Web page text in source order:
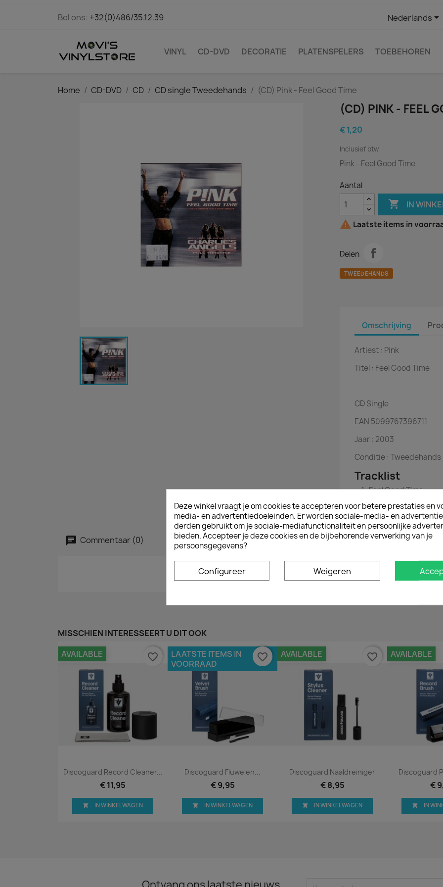
Bel ons: +32(0)486/35.12.39 Nederlands
VINYL CD-DVD DECORATIE PLATENSPELERS TOEBEHOREN
Home CD-DVD CD CD single Tweedehands (CD) Pink - Feel Good Time
(CD) PINK - FEEL
€ 1,20
Inclusief btw
Pink - Feel Good Time
Aantal
 IN
 Laatste items in
Delen
TWEEDEHANDS
Omschrijving
Artiest : Pink
Titel : Feel Good Time
CDSingle
EAN 5099767396711
Jaar : 2003
Conditie : Tweedehands
Tracklist
Feel Good Time
Feel Good Time
Commentaar (0)
Geen klantenbeoordelingen op het moment.
MISSCHIEN INTERESSEERT U DIT OOK
Snel bekijken
Discoguard Record Cleaner...
€ 11,95
AVAILABLE
 IN WINKELWAGEN
favorite_border
Snel bekijken
Discoguard Fluwelen...
€ 9,95
LAATSTE ITEMS IN
VOORRAAD
 IN WINKELWAGEN
favorite_border
Snel bekijken
Discoguard Naaldreiniger
€ 8,95
AVAILABLE
 IN WINKELWAGEN
favorite_border
Snel
Discoguard
€
AVAILABLE
 IN
Deze winkel vraagt je om cookies te accepteren voor betere prestaties en
media- en advertentiedoeleinden. Er worden sociale-media- en
derden gebruikt om je sociale-mediafunctionaliteit en persoonlijke
bieden. Accepteer je deze cookies en de bijbehorende verwerking van je
persoonsgegevens?
Configureer Weigeren